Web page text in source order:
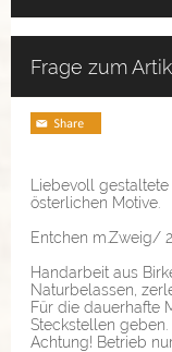
Frage zum
Liebevoll
österlichen Motive.
Entchen m.Zweig/
Handarbeit aus
Naturbelassen,
Für die dauerhafte
Steckstellen geben.
Achtung! Betrieb